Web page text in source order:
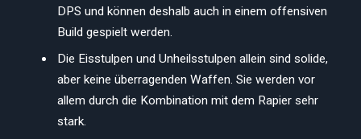
DPS und können deshalb auch in einem offensiven
Build gespielt werden.
Die Eisstulpen und Unheilsstulpen allein sind solide,
aber keine überragenden Waffen. Sie werden vor
allem durch die Kombination mit dem Rapier sehr
stark.